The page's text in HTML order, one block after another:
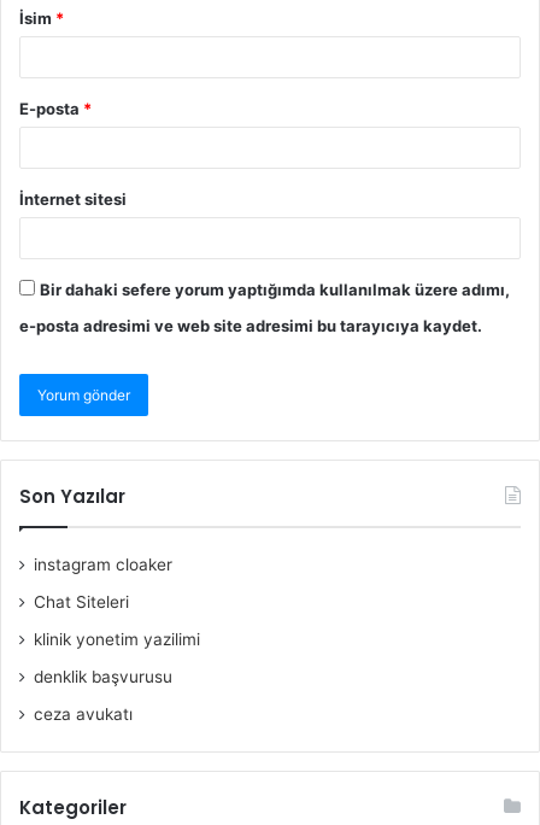
İsim *
E-posta *
İnternet sitesi
Bir dahaki sefere yorum yaptığımda kullanılmak üzere adımı,
e-posta adresimi ve web site adresimi bu tarayıcıya kaydet.
Son Yazılar
instagram cloaker
Chat Siteleri
klinik yonetim yazilimi
denklik başvurusu
ceza avukatı
Kategoriler